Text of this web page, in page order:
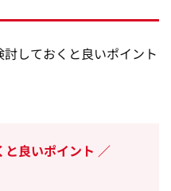
しておくと良いポイント
良いポイント